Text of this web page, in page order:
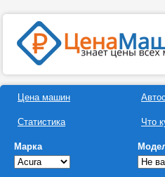
Цена машин
Статистика Что
Марка